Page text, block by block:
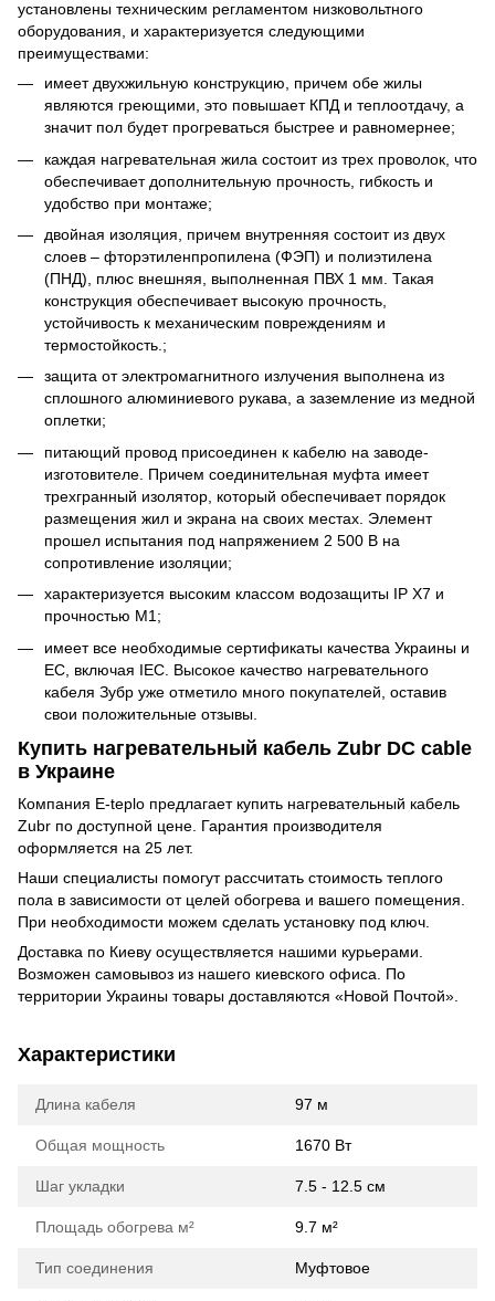
установлены техническим регламентом низковольтного
оборудования, и характеризуется следующими
преимуществами:
имеет двухжильную конструкцию, причем обе жилы
являются греющими, это повышает КПД и теплоотдачу, а
значит пол будет прогреваться быстрее и равномернее;
каждая нагревательная жила состоит из трех проволок, что
обеспечивает дополнительную прочность, гибкость и
удобство при монтаже;
двойная изоляция, причем внутренняя состоит из двух
слоев – фторэтиленпропилена (ФЭП) и полиэтилена
(ПНД), плюс внешняя, выполненная ПВХ 1 мм. Такая
конструкция обеспечивает высокую прочность,
устойчивость к механическим повреждениям и
термостойкость.;
защита от электромагнитного излучения выполнена из
сплошного алюминиевого рукава, а заземление из медной
оплетки;
питающий провод присоединен к кабелю на заводе-
изготовителе. Причем соединительная муфта имеет
трехгранный изолятор, который обеспечивает порядок
размещения жил и экрана на своих местах. Элемент
прошел испытания под напряжением 2 500 В на
сопротивление изоляции;
характеризуется высоким классом водозащиты IP X7 и
прочностью М1;
имеет все необходимые сертификаты качества Украины и
ЕС, включая IEC. Высокое качество нагревательного
кабеля Зубр уже отметило много покупателей, оставив
свои положительные отзывы.
Купить нагревательный кабель Zubr DC cable
в Украине
Компания E-teplo предлагает купить нагревательный кабель
Zubr по доступной цене. Гарантия производителя
оформляется на 25 лет.
Наши специалисты помогут рассчитать стоимость теплого
пола в зависимости от целей обогрева и вашего помещения.
При необходимости можем сделать установку под ключ.
Доставка по Киеву осуществляется нашими курьерами.
Возможен самовывоз из нашего киевского офиса. По
территории Украины товары доставляются «Новой Почтой».
Характеристики
Длина кабеля 97 м
Общая мощность 1670 Вт
Шаг укладки 7.5 - 12.5 см
Площадь обогрева м² 9.7 м²
Тип соединения Муфтовое